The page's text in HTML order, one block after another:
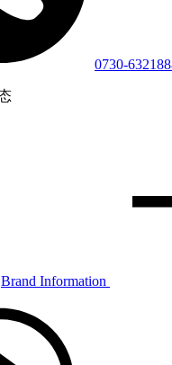
0730-
Brand Information